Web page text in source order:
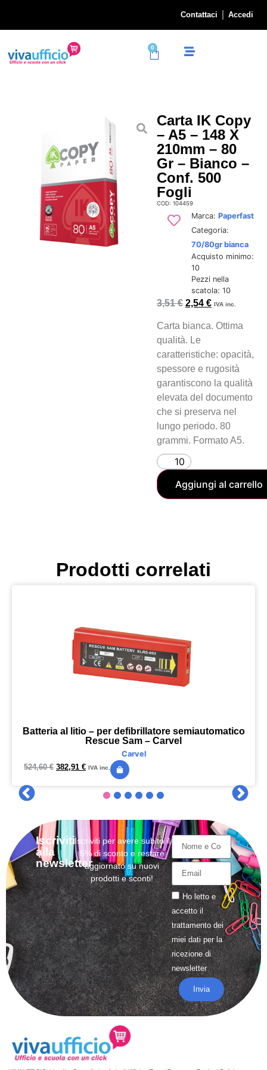
Contattaci Accedi
0
Carta IK Copy
– A5 – 148 X
210mm – 80
Gr – Bianco –
Conf. 500
Fogli
COD: 104459
Marca: Paperfast
Categoria:
70/80gr bianca
Acquisto minimo:
10
Pezzi nella
scatola: 10
3,51€ 2,54 € IVA inc.
Carta bianca. Ottima
qualità. Le
caratteristiche: opacità,
spessore e rugosità
garantiscono la qualità
elevata del documento
che si preserva nel
lungo periodo. 80
grammi. Formato A5.
Aggiungi al carrello
Prodotti correlati
Batteria al litio – per defibrillatore semiautomatico
Rescue Sam – Carvel
Carvel
524,60€ 382,91 € IVA inc.
Iscriviti
alla
newsletter
Iscriviti per avere subito il
5% di sconto e restare
aggiornato su nuovi
prodotti e sconti!
Ho letto e
accetto il
trattamentodei
miei dati per la
ricezione di
newsletter
Invia